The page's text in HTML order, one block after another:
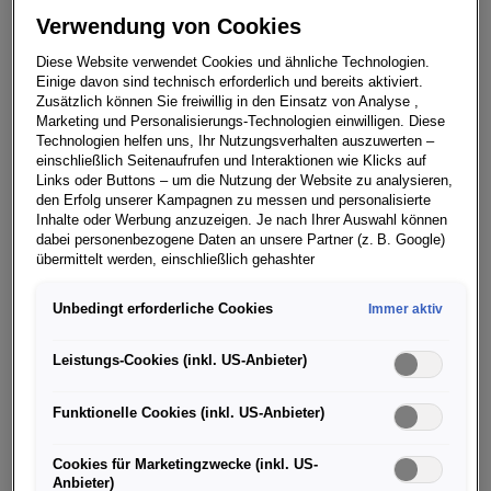
16. JULI 2018
Wimbledon-Siegerin und Porsche-
Markenbotschafterin zu Besuch im Porsche
Museum
Mit ihrem Sieg in Wimbledon hat Angelique Kerber den
größten Erfolg ihrer Karriere gefeiert. Auf dem Rückweg
vom bedeutendsten Tennisturnier der Welt machte die
Porsche-Markenbotschafterin am Dienstag einen
Abstecher nach Stuttgart. Im Porsche Museum gab sie
ihre erste Pressekonferenz in Deutschland nach ihrem
Verwendung von Cookies
Diese Website verwendet Cookies und ähnliche Technologien.
Einige davon sind technisch erforderlich und bereits aktiviert.
Zusätzlich können Sie freiwillig in den Einsatz von Analyse ,
Marketing und Personalisierungs-Technologien einwilligen. Diese
Technologien helfen uns, Ihr Nutzungsverhalten auszuwerten –
einschließlich Seitenaufrufen und Interaktionen wie Klicks auf
Links oder Buttons – um die Nutzung der Website zu analysieren,
den Erfolg unserer Kampagnen zu messen und personalisierte
Inhalte oder Werbung anzuzeigen. Je nach Ihrer Auswahl können
dabei personenbezogene Daten an unsere Partner (z. B. Google)
übermittelt werden, einschließlich gehashter
Dienste der Google Ireland Ltd., die personenbezogene Daten an
die Google LLC in den USA weiterleiten kann. In den USA besteht
und eingeschränkte Rechtsschutzmöglichkeiten können nicht
von Standardvertragsklauseln der Europäischen Kommission.
Unbedingt erforderliche Cookies Immer aktiv
Leistungs-Cookies (inkl. US-Anbieter)
Funktionelle Cookies (inkl. US-Anbieter)
Cookies für Marketingzwecke (inkl. US-
Anbieter)